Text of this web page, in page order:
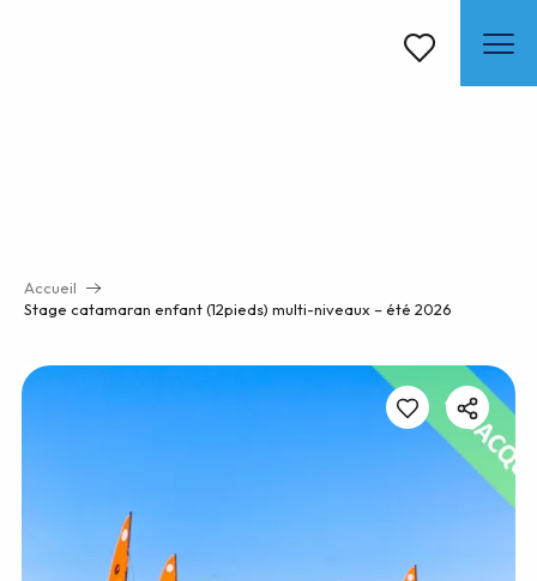
Voir les favoris
Accueil
Stage catamaran enfant (12pieds) multi-niveaux – été 2026